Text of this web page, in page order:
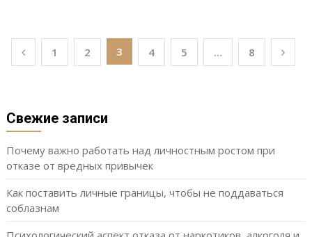
Пагинация
1 2 3 4 5 … 8
Свежие записи
Почему важно работать над личностным ростом при
отказе от вредных привычек
Как поставить личные границы, чтобы не поддаваться
соблазнам